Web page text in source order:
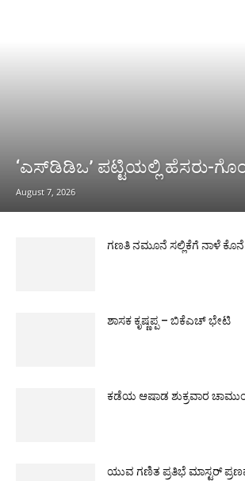
‘ಎಸ್‌ಡಿಡಿಒ’ ಪಟ್ಟಿಯಲ್ಲಿ ಹೆಸರು-
August 7, 2026
ಗಣತಿ ನಮೂನೆ ಸಲ್ಲಿಕೆಗೆ ನಾಳೆ
ಶಾಸಕ ಕೃಷ್ಣಪ್ಪ – ಬಿಕೆಎಚ್ ಭೇಟಿ
ಕಡೆಯ ಆಷಾಡ ಶುಕ್ರವಾರ
ಯುವ ಗಣಿತ ಪ್ರತಿಭೆ ಮಾಸ್ಟರ್